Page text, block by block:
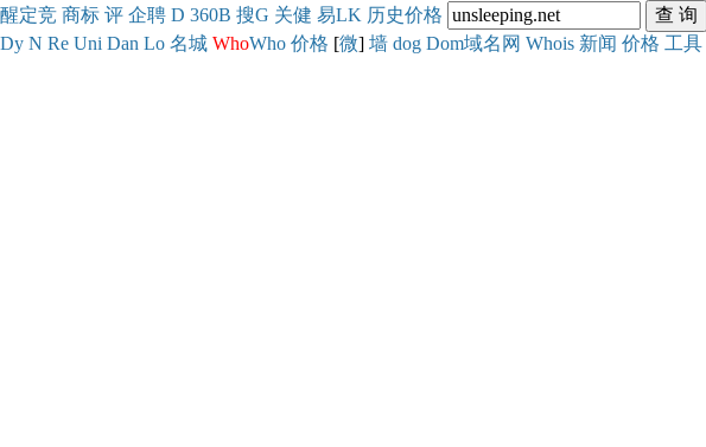
醒定竞 商标 评 企聘 D 360B 搜G 关健 易LK 历史价格
Dy N Re Uni Dan Lo 名城 WhoWho 价格 [微] 墙 dog Dom域名网 Whois 新闻 价格 工具